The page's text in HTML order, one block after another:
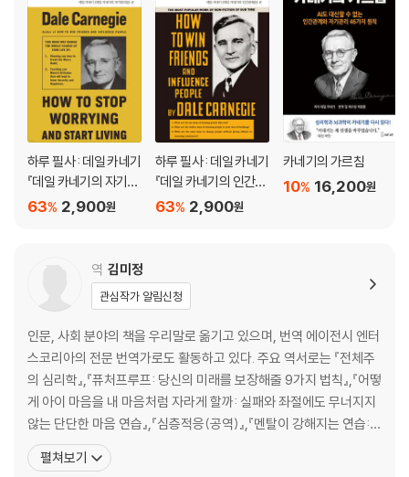
05 나를 찾고 내가 되는 법: 지구상에 나와 같은 사람은 아무도 없다 … 22
06 레몬이 생기거든 레모네이드를 만들어라 … 238
07 2주 만에 우울증에서 벗어나는 방법 … 250
5부｜걱정을 정복하는 완벽한 방법
01 나의 부모님이 걱정을 정복한 방법 … 277
6부｜비판에 대한 걱정에서 벗어나는 방법
01 죽은 개를 걷어차는 사람은 없다 … 309
02 비판 앞에 상처받지 않는 방법 … 314
03 내가 저지른 어리석은 일들 … 321
7부｜피로와 걱정을 예방하고 에너지와 기운을 보존하는 여섯 가지 방법
01 매일 깨어 있는 시간을 1시간 더 얻는 방법 … 333
02 피로의 요인과 올바른 대처법 … 340
04 피로와 걱정을 예방하는 훌륭한 업무 습관 네 가지 … 355
하루 필사 : 데일 카네기
『데일 카네기의 자기관
리론』 편2,900원
63%
하루 필사 : 데일 카네기
『데일 카네기의 인간관
계론』 편2,900원
63%
카네기의 가르침
16,200원
10%
역 김미정
관심작가 알림신청
인문, 사회 분야의 책을 우리말로 옮기고 있으며, 번역 에이전시 엔터
스코리아의 전문 번역가로도 활동하고 있다. 주요 역서로는 『전체주
의 심리학』,『퓨처프루프: 당신의 미래를 보장해줄 9가지 법칙』,『어떻
게 아이 마음을 내 마음처럼 자라게 할까: 실패와 좌절에도 무너지지
않는 단단한 마음 연습』,『심층적응(공역)』,『멘탈이 강해지는 연습:
어떤 상황에 부딪혀도 주저앉지 않는 독한 멘탈 키우기 프로젝트』,
『오십, 어떻게 살아야 할까: 삶의 길목 위에서 찾은 해답』,『성공한 사
펼쳐보기